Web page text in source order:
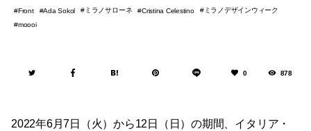
Front Ada Sokol ミラノサローネ Cristina Celestino
ミラノデザインウィーク
moooi
0 878
2022年6月7日（火）から12日（日）の期間、イタリア・